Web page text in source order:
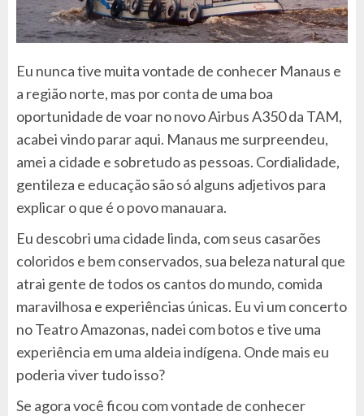
Eu nunca tive muita vontade de conhecer Manaus e
a região norte, mas por conta de uma boa
oportunidade de voar no novo Airbus A350 da TAM,
acabei vindo parar aqui. Manaus me surpreendeu,
amei a cidade e sobretudo as pessoas. Cordialidade,
gentileza e educação são só alguns adjetivos para
explicar o que é o povo manauara.
Eu descobri uma cidade linda, com seus casarões
coloridos e bem conservados, sua beleza natural que
atrai gente de todos os cantos do mundo, comida
maravilhosa e experiências únicas. Eu vi um concerto
no Teatro Amazonas, nadei com botos e tive uma
experiência em uma aldeia indígena. Onde mais eu
poderia viver tudo isso?
Se agora você ficou com vontade de conhecer